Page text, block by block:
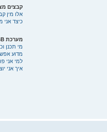
קבצים
אלו מין
כיצד אני
מערכת phpBB
מי תכנן
מדוע
למי אני
איך אני